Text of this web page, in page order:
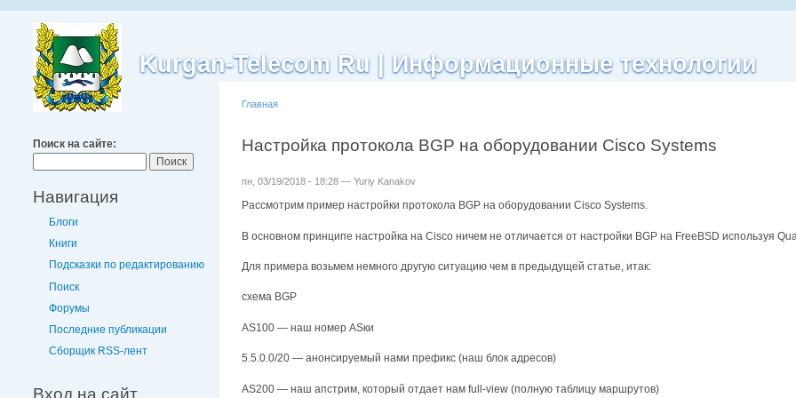
Kurgan-Telecom Ru | Информационные технологии
Поиск на сайте:
Навигация
Блоги
Книги
Подсказки по редактированию
Поиск
Форумы
Последние публикации
Сборщик RSS-лент
Вход на сайт
Главная
Настройка протокола BGP на оборудовании Cisco Systems
пн, 03/19/2018 - 18:28 — Yuriy Kanakov
Рассмотрим пример настройки протокола BGP на оборудовании Cisco Systems.
В основном принципе настройка на Cisco ничем не отличается от настройки BGP на FreeBSD используя
Для примера возьмем немного другую ситуацию чем в предыдущей статье, итак:
схема BGP
AS100 — наш номер ASки
5.5.0.0/20 — анонсируемый нами префикс (наш блок адресов)
AS200 — наш апстрим, который отдает нам full-view (полную таблицу маршрутов)